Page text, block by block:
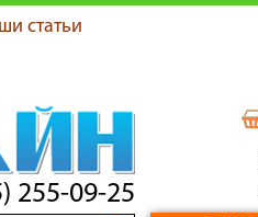
статьи
255-09-25